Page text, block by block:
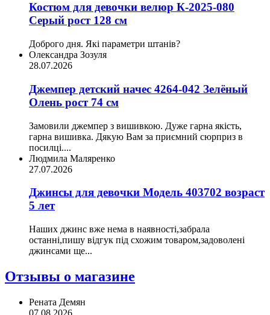
Костюм для девочки велюр К-2025-080
Серый рост 128 см
Доброго дня. Які параметри штанів?
Олександра Зозуля
28.07.2026
Джемпер детский начес 4264-042 Зелёный
Олень рост 74 см
Замовили джемпер з вишивкою. Дуже гарна якість,
гарна вишивка. Дякую Вам за приємний сюрприз в
посилці....
Людмила Маляренко
27.07.2026
Джинсы для девочки Модель 403702 возраст
5 лет
Наших джинс вже нема в наявності,забрала
останні,пишу відгук під схожим товаром,задоволені
джинсами ще...
Отзывы о магазине
Рената Демян
07.08.2026